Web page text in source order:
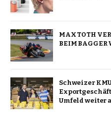
MAX TOTH
BEIM BAGGER
Schweizer
Umfeld weiter